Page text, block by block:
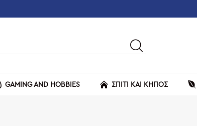
GAMING AND HOBBIES ΣΠΙΤΙ ΚΑΙ ΚΗΠΟΣ